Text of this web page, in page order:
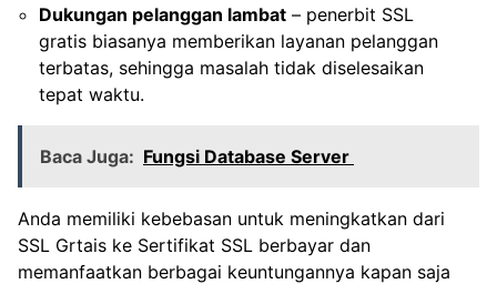
Dukungan pelanggan lambat – penerbit SSL
gratis biasanya memberikan layanan pelanggan
terbatas, sehingga masalah tidak diselesaikan
tepat waktu.
Baca Juga: Fungsi Database Server
Anda memiliki kebebasan untuk meningkatkan dari
SSL Grtais ke Sertifikat SSL berbayar dan
memanfaatkan berbagai keuntungannya kapan saja